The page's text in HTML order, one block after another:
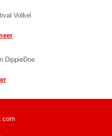
Volkel
DippieDoe